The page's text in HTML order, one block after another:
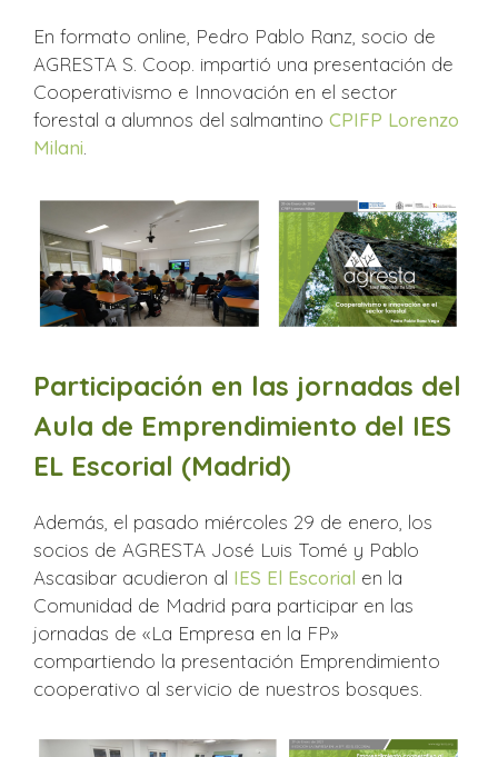
En formato online, Pedro Pablo Ranz, socio de
AGRESTA S. Coop. impartió una presentación de
Cooperativismo e Innovación en el sector
forestal a alumnos del salmantino CPIFP Lorenzo
Milani
Participación en las jornadas del
Aula de Emprendimiento del IES
EL Escorial (Madrid)
Además, el pasado miércoles 29 de enero, los
socios de AGRESTA José Luis Tomé y Pablo
Ascasibar acudieron al IES El Escorial en la
Comunidad de Madrid para participar en las
jornadas de «La Empresa en la FP»
compartiendo la presentación Emprendimiento
cooperativo al servicio de nuestros bosques.